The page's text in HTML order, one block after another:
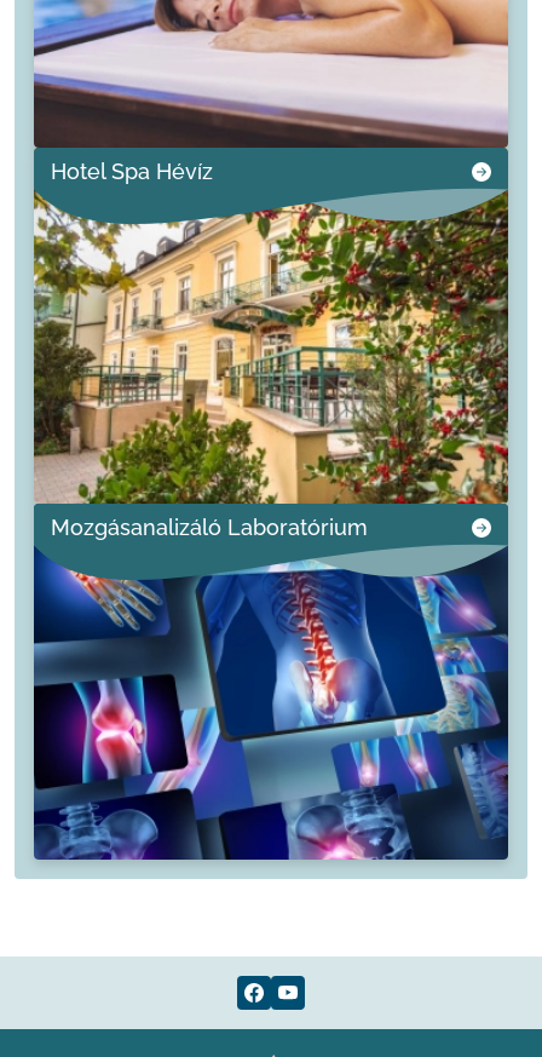
Hotel Spa Hévíz
Mozgásanalizáló Laboratórium